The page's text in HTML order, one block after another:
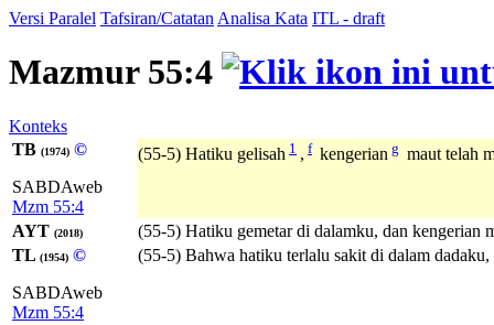
Versi Paralel Tafsiran/Catatan Analisa Kata ITL - draft
Mazmur 55:4
Konteks
TB (1974) ©
SABDAweb
Mzm 55:4
(55-5) Hatiku gelisah 1 , f kengerian g maut telah
AYT (2018)
(55-5) Hatiku gemetar di dalamku, dan kengerian
TL (1954) ©
SABDAweb
Mzm 55:4
(55-5) Bahwa hatiku terlalu sakit di dalam dadaku,